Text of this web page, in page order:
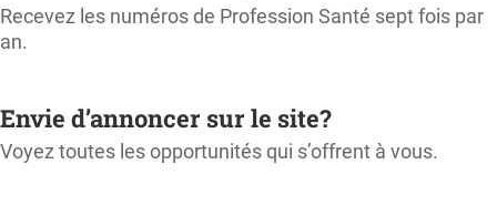
Recevez les numéros de Profession Santé sept fois par
an.
Envie d’annoncer sur le site?
Voyez toutes les opportunités qui s’offrent à vous.